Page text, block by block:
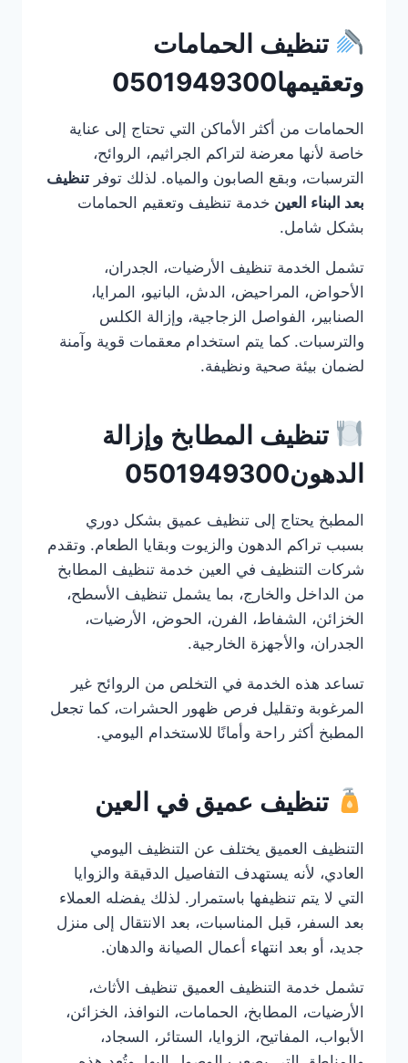
تنظيف الحمامات
وتعقيمها0501949300
الحمامات من أكثر الأماكن التي تحتاج إلى عناية
خاصة لأنها معرضة لتراكم الجراثيم، الروائح،
الترسبات، وبقع الصابون والمياه. لذلك توفر تنظيف
بعد البناء العين خدمة تنظيف وتعقيم الحمامات
بشكل شامل.
تشمل الخدمة تنظيف الأرضيات، الجدران،
الأحواض، المراحيض، الدش، البانيو، المرايا،
الصنابير، الفواصل الزجاجية، وإزالة الكلس
والترسبات. كما يتم استخدام معقمات قوية وآمنة
لضمان بيئة صحية ونظيفة.
تنظيف المطابخ وإزالة
الدهون0501949300
المطبخ يحتاج إلى تنظيف عميق بشكل دوري
بسبب تراكم الدهون والزيوت وبقايا الطعام. وتقدم
شركات التنظيف في العين خدمة تنظيف المطابخ
من الداخل والخارج، بما يشمل تنظيف الأسطح،
الخزائن، الشفاط، الفرن، الحوض، الأرضيات،
الجدران، والأجهزة الخارجية.
تساعد هذه الخدمة في التخلص من الروائح غير
المرغوبة وتقليل فرص ظهور الحشرات، كما تجعل
المطبخ أكثر راحة وأمانًا للاستخدام اليومي.
تنظيف عميق في العين
التنظيف العميق يختلف عن التنظيف اليومي
العادي، لأنه يستهدف التفاصيل الدقيقة والزوايا
التي لا يتم تنظيفها باستمرار. لذلك يفضله العملاء
بعد السفر، قبل المناسبات، بعد الانتقال إلى منزل
جديد، أو بعد انتهاء أعمال الصيانة والدهان.
تشمل خدمة التنظيف العميق تنظيف الأثاث،
الأرضيات، المطابخ، الحمامات، النوافذ، الخزائن،
الأبواب، المفاتيح، الزوايا، الستائر، السجاد،